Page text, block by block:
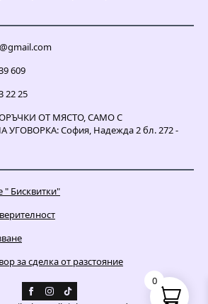
609
22 25
ОТ МЯСТО, САМО С
УГОВОРКА: София, Надежда 2 бл. 272 -
" Бисквитки"
за сделка от разстояние
0